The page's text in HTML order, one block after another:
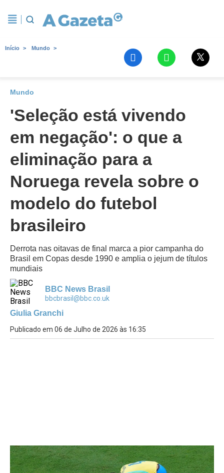
Início Mundo
Mundo
'Seleção está vivendo
em negação': o que a
eliminação para a
Noruega revela sobre o
modelo do futebol
brasileiro
Derrota nas oitavas de final marca a pior campanha do
Brasil em Copas desde 1990 e amplia o jejum de títulos
mundiais
BBC News Brasil
bbcbrasil@bbc.co.uk
Giulia Granchi
Publicado em 06 de Julho de 2026 às 16:35